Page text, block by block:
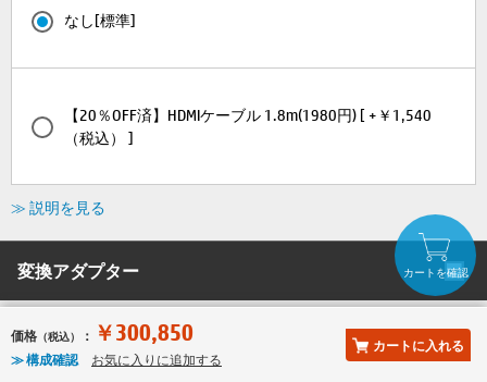
なし[標準]
【20％OFF済】HDMIケーブル 1.8m(1980円) [ +￥1,540
（税込） ]
≫ 説明を見る
変換アダプター
変換アダプターなし[標準]
価格 （税込） ： ￥300,850
≫ 構成確認 お気に入りに追加する
カートに入れる
カートを確認